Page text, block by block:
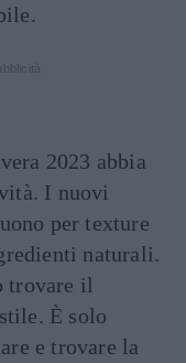
2023 abbia
I nuovi
per texture
naturali.
trovare il
È solo
e trovare la